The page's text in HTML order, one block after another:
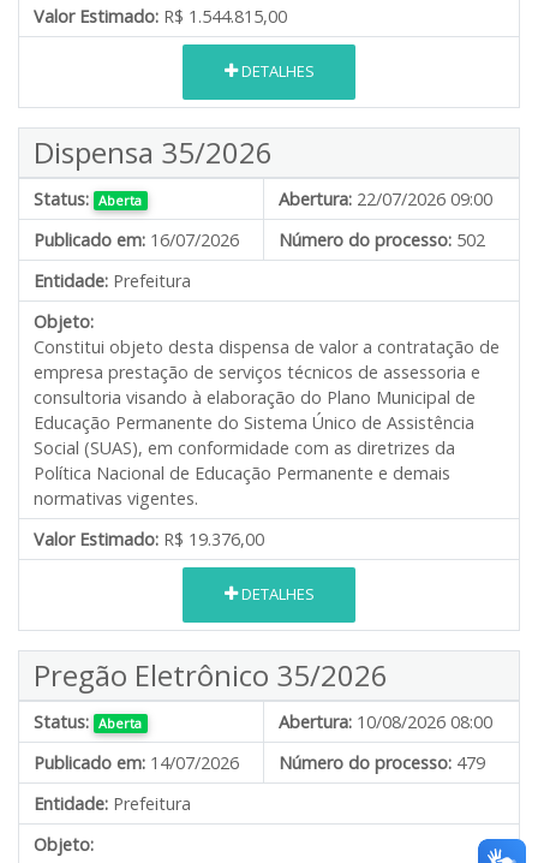
Valor Estimado: R$ 1.544.815,00
DETALHES
Dispensa 35/2026
Status: Aberta Abertura: 22/07/2026 09:00
Publicado em: 16/07/2026 Número do processo: 502
Entidade: Prefeitura
Objeto:
Constitui objeto desta dispensa de valor a contratação de
empresa prestação de serviços técnicos de assessoria e
consultoria visando à elaboração do Plano Municipal de
Educação Permanente do Sistema Único de Assistência
Social (SUAS), em conformidade com as diretrizes da
Política Nacional de Educação Permanente e demais
normativas vigentes.
Valor Estimado: R$ 19.376,00
DETALHES
Pregão Eletrônico 35/2026
Status: Aberta Abertura: 10/08/2026 08:00
Publicado em: 14/07/2026 Número do processo: 479
Entidade: Prefeitura
Objeto: